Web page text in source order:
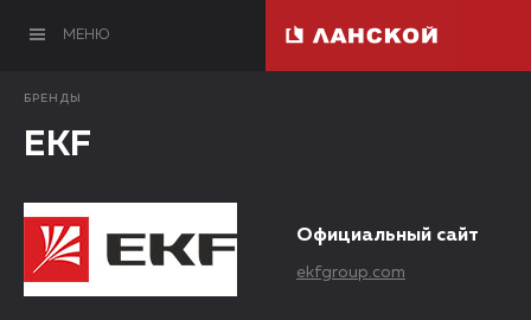
МЕНЮ
БРЕНДЫ
EKF
Официальный сайт
ekfgroup.com